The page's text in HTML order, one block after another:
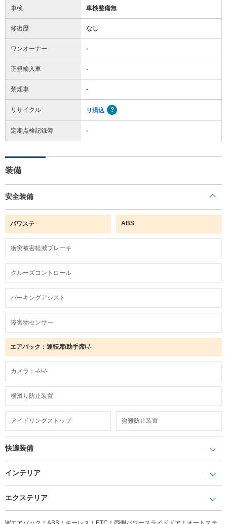
車検 車検整備無
修復歴 なし
ワンオーナー -
正規輸入車 -
禁煙車 -
リサイクル リ済込
定期点検記録簿 -
装備
安全装備
パワステ ABS
衝突被害軽減ブレーキ
クルーズコントロール
パーキングアシスト
障害物センサー
エアバック：運転席/助手席/-/-
カメラ：-/-/-/-
横滑り防止装置
アイドリングストップ 盗難防止装置
快適装備
インテリア
エクステリア